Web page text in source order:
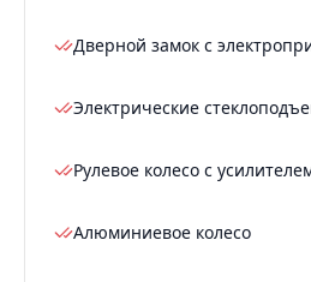
Дверной замок с
Электрические
Рулевое колесо с
Алюминиевое колесо